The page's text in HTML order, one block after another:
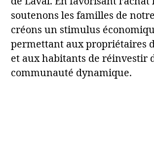
soutenons les familles de
créons un stimulus
permettant aux propriétaires
et aux habitants de réinvestir
communauté dynamique.